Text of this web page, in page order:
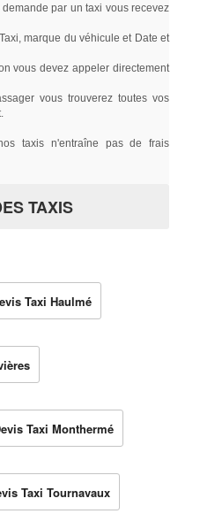
par un taxi vous recevez
marque du véhicule et Date et
vous devez appeler directement
vous trouverez toutes vos
n'entraîne pas de frais
TAXIS
Taxi Haulmé
Taxi Monthermé
Taxi Tournavaux